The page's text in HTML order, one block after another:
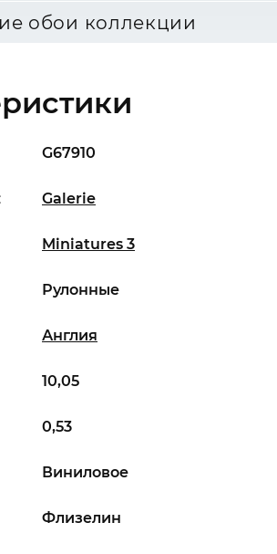
обои коллекции
G67910
Galerie
Miniatures 3
10,05
0,53
Флизелин
Виниловое
Англия
Рулонные